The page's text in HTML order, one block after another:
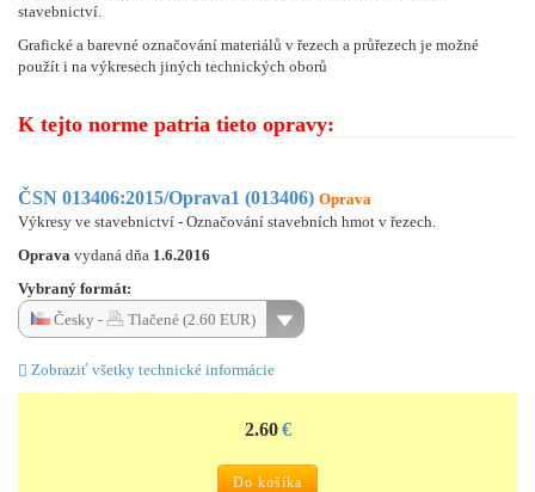
stavebnictví.
Grafické a barevné označování materiálů v řezech a průřezech je možné
použít i na výkresech jiných technických oborů
K tejto norme patria tieto opravy:
ČSN 013406:2015/Oprava1 (013406) Oprava
Výkresy ve stavebnictví - Označování stavebních hmot v řezech.
Oprava vydaná dňa 1.6.2016
Vybraný formát:
Česky -
Tlačené (2.60 EUR)
Zobraziť všetky technické informácie
2.60 €
Do košíka